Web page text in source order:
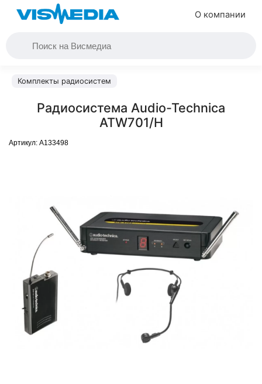
О компании
Комплекты радиосистем
Радиосистема Audio-Technica
ATW701/H
Артикул: A133498